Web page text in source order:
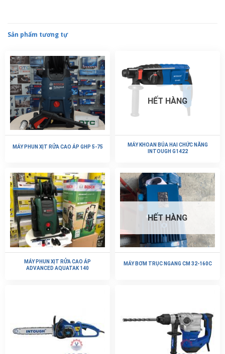
Sản phẩm tương tự
MÁY PHUN XỊT RỬA CAO ÁP GHP 5-75
HẾT HÀNG
MÁY KHOAN BÚA HAI CHỨC NĂNG
INTOUGH G1422
MÁY PHUN XỊT RỬA CAO ÁP
ADVANCED AQUATAK 140
HẾT HÀNG
MÁY BƠM TRỤC NGANG CM 32-160C